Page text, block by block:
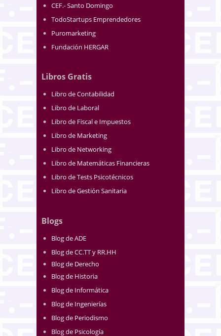
CEF.- Santo Domingo
TodoStartups Emprendedores
Puromarketing
Fundación HERGAR
Libros Gratis
Libro de Contabilidad
Libro de Laboral
Libro de Fiscal e Impuestos
Libro de Marketing
Libro de Networking
Libro de Matemáticas Financieras
Libro de Tests Psicotécnicos
Libro de Gestión Sanitaria
Blogs
Blog de ADE
Blog de CC.TT y RR.HH
Blog de Derecho
Blog de Historia
Blog de Informática
Blog de Ingenierías
Blog de Periodismo
Blog de Psicología